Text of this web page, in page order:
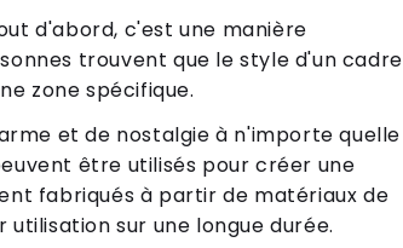
d'abord, c'est une manière
trouvent que le style d'un cadre
zone spécifique.
et de nostalgie à n'importe quelle
être utilisés pour créer une
fabriqués à partir de matériaux de
sur une longue durée.